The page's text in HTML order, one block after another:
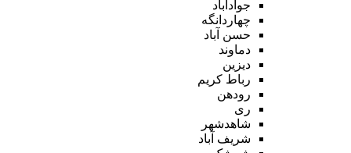
جوادآباد
چهاردانگه
حسن آباد
دماوند
دیزین
رباط کریم
رودهن
ری
شاهدشهر
شریف آباد